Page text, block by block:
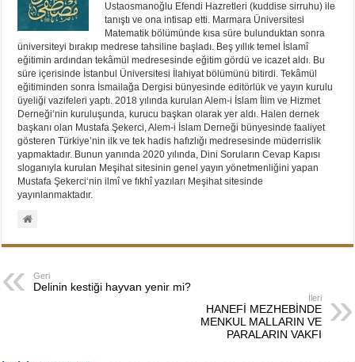
Ustaosmanoğlu Efendi Hazretleri (kuddise sirruhu) ile
tanıştı ve ona intisap etti. Marmara Üniversitesi
Matematik bölümünde kısa süre bulunduktan sonra
üniversiteyi bırakıp medrese tahsiline başladı. Beş yıllık temel İslamî
eğitimin ardından tekâmül medresesinde eğitim gördü ve icazet aldı. Bu
süre içerisinde İstanbul Üniversitesi İlahiyat bölümünü bitirdi. Tekâmül
eğitiminden sonra İsmailağa Dergisi bünyesinde editörlük ve yayın kurulu
üyeliği vazifeleri yaptı. 2018 yılında kurulan Alem-i İslam İlim ve Hizmet
Derneği‘nin kuruluşunda, kurucu başkan olarak yer aldı. Halen dernek
başkanı olan Mustafa Şekerci, Alem-i İslam Derneği bünyesinde faaliyet
gösteren Türkiye’nin ilk ve tek hadis hafızlığı medresesinde müderrislik
yapmaktadır. Bunun yanında 2020 yılında, Dini Soruların Cevap Kapısı
sloganıyla kurulan Meşihat sitesinin genel yayın yönetmenliğini yapan
Mustafa Şekerci‘nin ilmî ve fıkhî yazıları Meşihat sitesinde
yayınlanmaktadır.
Geri
Delinin kestiği hayvan yenir mi?
İleri
HANEFİ MEZHEBİNDE
MENKUL MALLARIN VE
PARALARIN VAKFI